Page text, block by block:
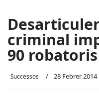
criminal
90
Successos 28 Febrer 2014